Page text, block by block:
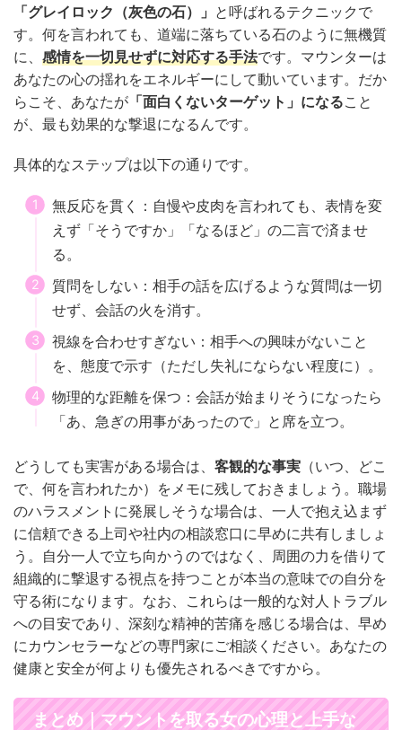
「グレイロック（灰色の石）」 と呼ばれるテクニックで
す。何を言われても、道端に落ちている石のように無機質
に、 感情を一切見せずに対応する手法です。マウンターは
あなたの心の揺れをエネルギーにして動いています。だか
らこそ、あなたが 「面白くないターゲット」になること
が、最も効果的な撃退になるんです。
具体的なステップは以下の通りです。
無反応を貫く：自慢や皮肉を言われても、表情を変
えず「そうですか」「なるほど」の二言で済ませ
る。
質問をしない：相手の話を広げるような質問は一切
せず、会話の火を消す。
視線を合わせすぎない：相手への興味がないこと
を、態度で示す（ただし失礼にならない程度に）。
物理的な距離を保つ：会話が始まりそうになったら
「あ、急ぎの用事があったので」と席を立つ。
どうしても実害がある場合は、 客観的な事実 （いつ、どこ
で、何を言われたか）をメモに残しておきましょう。職場
のハラスメントに発展しそうな場合は、一人で抱え込まず
に信頼できる上司や社内の相談窓口に早めに共有しましょ
う。自分一人で立ち向かうのではなく、周囲の力を借りて
組織的に撃退する視点を持つことが本当の意味での自分を
守る術になります。なお、これらは一般的な対人トラブル
への目安であり、深刻な精神的苦痛を感じる場合は、早め
にカウンセラーなどの専門家にご相談ください。あなたの
健康と安全が何よりも優先されるべきですから。
まとめ｜マウントを取る女の心理と上手な